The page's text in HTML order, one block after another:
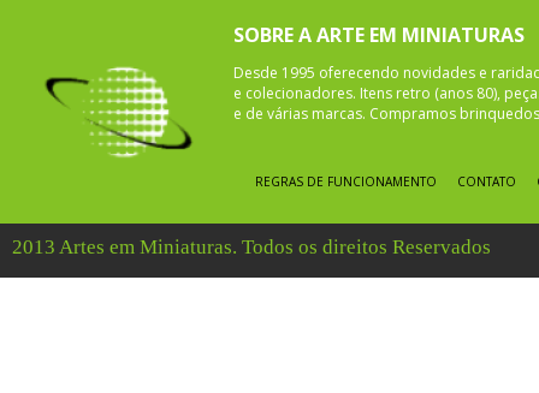
SOBRE A ARTE EM MINIATURAS
Desde 1995 oferecendo novidades e
e colecionadores. Itens retro (anos 80),
e de várias marcas. Compramos
REGRAS DE FUNCIONAMENTO CONTATO
2013 Artes em Miniaturas. Todos os direitos Reservados